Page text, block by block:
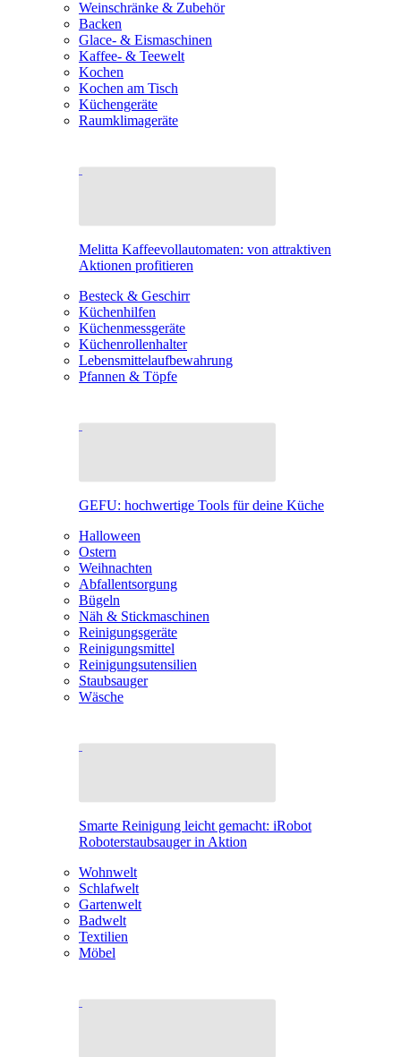
Weinschränke & Zubehör
Backen
Glace- & Eismaschinen
Kaffee- & Teewelt
Kochen
Kochen am Tisch
Küchengeräte
Raumklimageräte
Melitta Kaffeevollautomaten: von attraktiven
Aktionen profitieren
Besteck & Geschirr
Küchenhilfen
Küchenmessgeräte
Küchenrollenhalter
Lebensmittelaufbewahrung
Pfannen & Töpfe
GEFU: hochwertige Tools für deine Küche
Halloween
Ostern
Weihnachten
Abfallentsorgung
Bügeln
Näh & Stickmaschinen
Reinigungsgeräte
Reinigungsmittel
Reinigungsutensilien
Staubsauger
Wäsche
Smarte Reinigung leicht gemacht: iRobot
Roboterstaubsauger in Aktion
Wohnwelt
Schlafwelt
Gartenwelt
Badwelt
Textilien
Möbel